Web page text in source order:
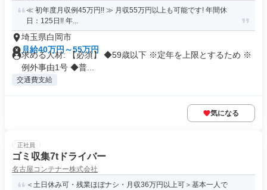
≪ 初年度月収例45万円!! ≫ 月収55万円以上も可能です! 年間休
日：125日!! 年...
埼玉県白岡市
月給40万円～55万円
求める人材: 【必須】 ◆59歳以下 ※定年を上限とするため ※
例外事由1号 ◆普...
交通費支給
気になる
正社員
ゴミ収集7tドライバー
名古屋コンテナー株式会社
＜土日休み可・残業ほぼナシ・月収36万円以上可＞基本一人で